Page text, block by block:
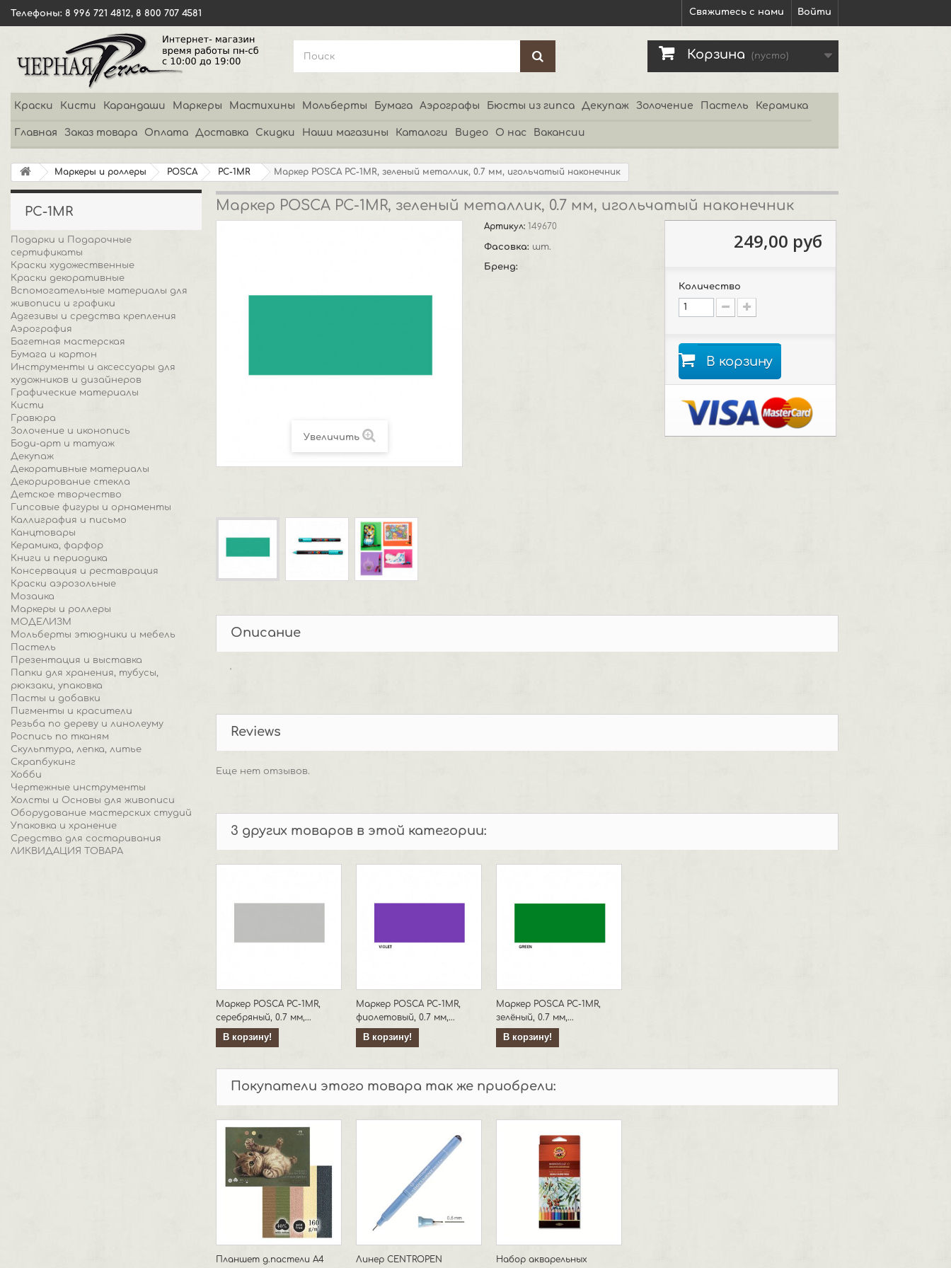
Войти
Свяжитесь с нами
Телефоны: 8 996 721 4812, 8 800 707 4581
Корзина (пусто)
Краски Кисти Карандаши Маркеры Мастихины Мольберты Бумага Аэрографы Бюсты из гипса Декупаж Золочение Пастель Керамика
Главная Заказ товара Оплата Доставка Скидки Наши магазины Каталоги Видео О нас Вакансии
Маркеры и роллеры POSCA PC-1MR Маркер POSCA PC-1MR, зеленый металлик, 0.7 мм, игольчатый наконечник
PC-1MR
Подарки и Подарочные
сертификаты
Краски художественные
Краски декоративные
Вспомогательные материалы для
живописи и графики
Адгезивы и средства крепления
Аэрография
Багетная мастерская
Бумага и картон
Инструменты и аксессуары для
художников и дизайнеров
Графические материалы
Кисти
Гравюра
Золочение и иконопись
Боди-арт и татуаж
Декупаж
Декоративные материалы
Декорирование стекла
Детское творчество
Гипсовые фигуры и орнаменты
Каллиграфия и письмо
Канцтовары
Керамика, фарфор
Книги и периодика
Консервация и реставрация
Краски аэрозольные
Мозаика
Маркеры и роллеры
МОДЕЛИЗМ
Мольберты этюдники и мебель
Пастель
Презентация и выставка
Папки для хранения, тубусы,
рюкзаки, упаковка
Пасты и добавки
Пигменты и красители
Резьба по дереву и линолеуму
Роспись по тканям
Скульптура, лепка, литье
Скрапбукинг
Хобби
Чертежные инструменты
Холсты и Основы для живописи
Оборудование мастерских студий
Упаковка и хранение
Средства для состаривания
ЛИКВИДАЦИЯ ТОВАРА
Маркер POSCA PC-1MR, зеленый металлик, 0.7 мм, игольчатый наконечник
Увеличить
Артикул:149670
Фасовка: шт.
Бренд:
249,00 руб
Количество
В корзину
Описание
'
Reviews
Еще нет отзывов.
3 других товаров в этой категории:
Маркер POSCA PC-1MR,
серебряный, 0.7 мм,...
В корзину!
Маркер POSCA PC-1MR,
фиолетовый, 0.7 мм,...
В корзину!
Маркер POSCA PC-1MR,
зелёный, 0.7 мм,...
В корзину!
Покупатели этого товара так же приобрели:
Планшет д.пастели А4 Линер CENTROPEN Набор акварельных